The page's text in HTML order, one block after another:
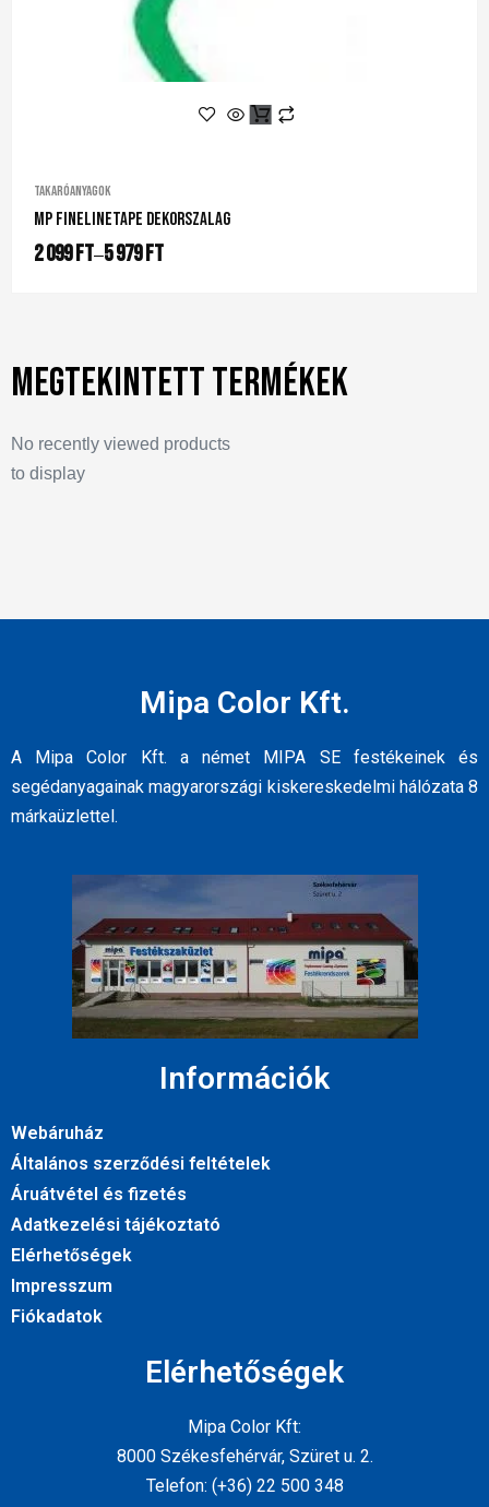
Takaróanyagok
MP FineLineTape Dekorszalag
2 099Ft–5 979Ft
Megtekintett termékek
No recently viewed products
to display
Mipa Color Kft.
A Mipa Color Kft. a német MIPA SE festékeinek és
segédanyagainak magyarországi kiskereskedelmi hálózata 8
márkaüzlettel.
Információk
Webáruház
Általános szerződési feltételek
Áruátvétel és fizetés
Adatkezelési tájékoztató
Elérhetőségek
Impresszum
Fiókadatok
Elérhetőségek
Mipa Color Kft:
8000 Székesfehérvár, Szüret u. 2.
Telefon: (+36) 22 500 348